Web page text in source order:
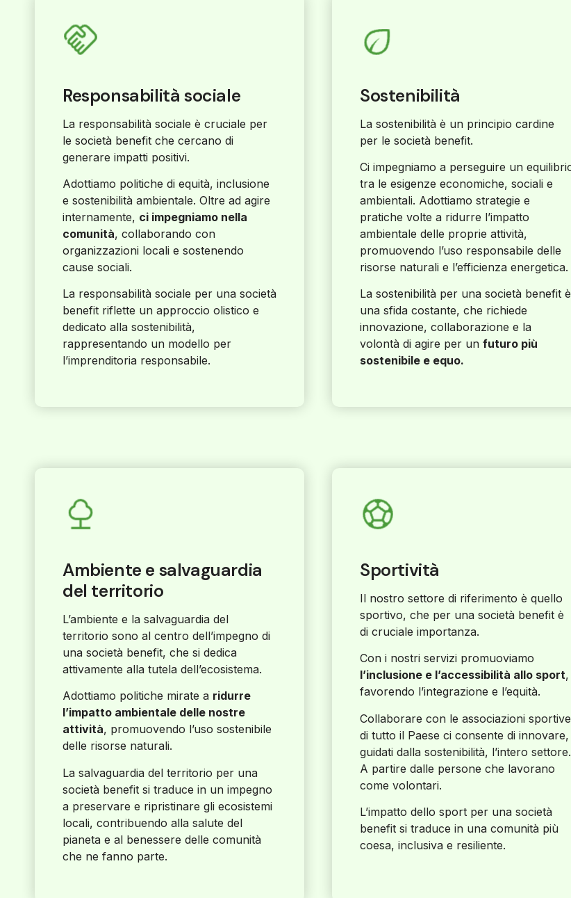
Responsabilità sociale
La responsabilità sociale è cruciale per
le società benefit che cercano di
generare impatti positivi.
Adottiamo politiche di equità, inclusione
e sostenibilità ambientale. Oltre ad agire
internamente, ci impegniamo nella
comunità, collaborando con
organizzazioni locali e sostenendo
cause sociali.
La responsabilità sociale per una società
benefit riflette un approccio olistico e
dedicato alla sostenibilità,
rappresentando un modello per
l’imprenditoria responsabile.
Sostenibilità
La sostenibilità è un principio cardine
per le società benefit.
Ci impegniamo a perseguire un
tra le esigenze economiche, sociali e
ambientali. Adottiamo strategie e
pratiche volte a ridurre l’impatto
ambientale delle proprie attività,
promuovendo l’uso responsabile delle
risorse naturali e l’efficienza energetica.
La sostenibilità per una società benefit è
una sfida costante, che richiede
innovazione, collaborazione e la
volontà di agire per un futuro più
sostenibile e equo.
Ambiente e salvaguardia
del territorio
L’ambiente e la salvaguardia del
territorio sono al centro dell’impegno di
una società benefit, che si dedica
attivamente alla tutela dell’ecosistema.
Adottiamo politiche mirate a ridurre
l’impatto ambientale delle nostre
attività, promuovendo l’uso sostenibile
delle risorse naturali.
La salvaguardia del territorio per una
società benefit si traduce in un impegno
a preservare e ripristinare gli ecosistemi
locali, contribuendo alla salute del
pianeta e al benessere delle comunità
che ne fanno parte.
Sportività
Il nostro settore di riferimento è quello
sportivo, che per una società benefit è
di cruciale importanza.
Con i nostri servizi promuoviamo
l’inclusione e l’accessibilità allo sport,
favorendo l’integrazione e l’equità.
Collaborare con le associazioni sportive
di tutto il Paese ci consente di innovare,
guidati dalla sostenibilità, l’intero settore.
A partire dalle persone che lavorano
come volontari.
L’impatto dello sport per una società
benefit si traduce in una comunità più
coesa, inclusiva e resiliente.